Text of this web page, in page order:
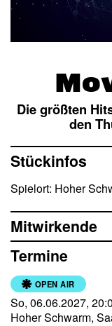
Die größten
den
Stückinfos
Spielort: Hoher
Mitwirkende
Termine
OPEN AIR
So, 06.06.2027,
Hoher Schwarm,